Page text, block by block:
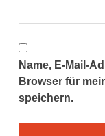
Name, E-Mail-
Browser für
speichern.